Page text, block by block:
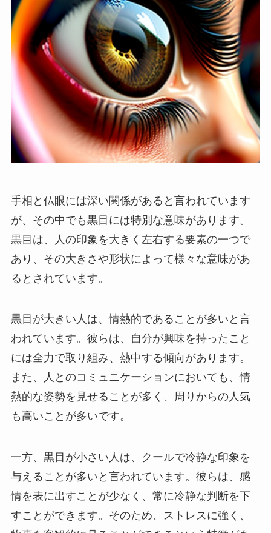
手相と仏眼には深い関係があると言われています
が、その中でも黒目には特別な意味があります。
黒目は、人の印象を大きく左右する要素の一つで
あり、その大きさや形状によって様々な意味があ
るとされています。
黒目が大きい人は、情熱的であることが多いと言
われています。彼らは、自分が興味を持ったこと
には全力で取り組み、熱中する傾向があります。
また、人とのコミュニケーションにおいても、情
熱的な姿勢を見せることが多く、周りからの人気
も高いことが多いです。
一方、黒目が小さい人は、クールで冷静な印象を
与えることが多いと言われています。彼らは、感
情を表に出すことが少なく、常に冷静な判断を下
すことができます。そのため、ストレスに強く、